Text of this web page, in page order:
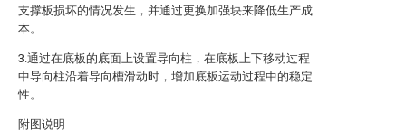
支撑板损坏的情况发生，并通过更换加强块来降低生产成
本。
3.通过在底板的底面上设置导向柱，在底板上下移动过程
中导向柱沿着导向槽滑动时，增加底板运动过程中的稳定
性。
附图说明